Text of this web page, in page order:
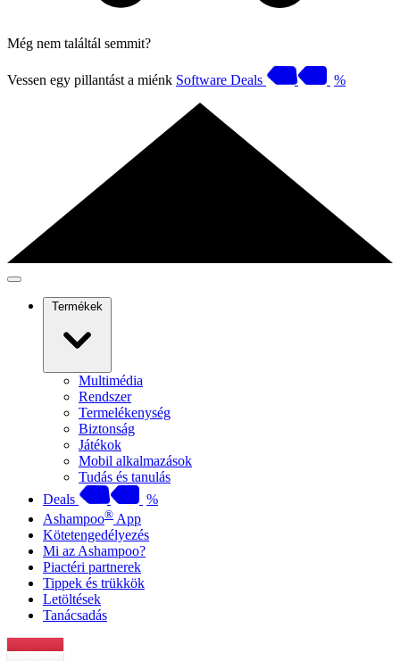
Még nem találtál semmit?
Vessen egy pillantást a miénk Software Deals %
Termékek
Multimédia
Rendszer
Termelékenység
Biztonság
Játékok
Mobil alkalmazások
Tudás és tanulás
Deals
%
Ashampoo® App
Kötetengedélyezés
Mi az Ashampoo?
Piactéri partnerek
Tippek és trükkök
Letöltések
Tanácsadás